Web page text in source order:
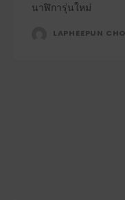
นาฬิการุ่นใหม่
LAPHEEPUN